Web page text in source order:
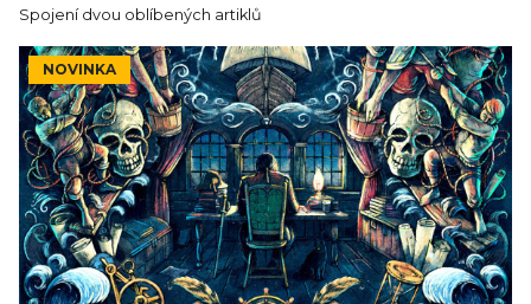
Spojení dvou oblíbených artiklů
NOVINKA